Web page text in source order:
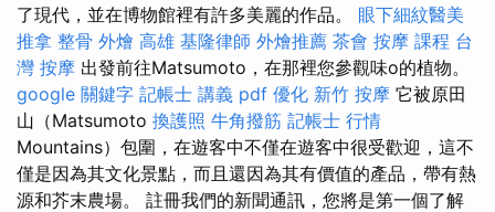
了現代，並在博物館裡有許多美麗的作品。 眼下細紋醫美
推拿 整骨 外燴 高雄 基隆律師 外燴推薦 茶會 按摩 課程 台
灣 按摩 出發前往Matsumoto，在那裡您參觀味o的植物。
google 關鍵字 記帳士 講義 pdf 優化 新竹 按摩 它被原田
山（Matsumoto 換護照 牛角撥筋 記帳士 行情
Mountains）包圍，在遊客中不僅在遊客中很受歡迎，這不
僅是因為其文化景點，而且還因為其有價值的產品，帶有熱
源和芥末農場。 註冊我們的新聞通訊，您將是第一個了解